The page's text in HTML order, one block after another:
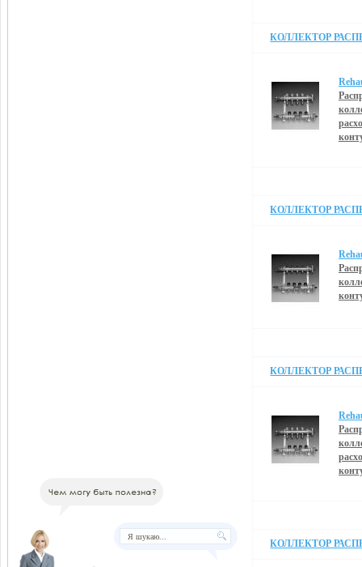
КОЛЛЕКТОР
КОЛЛЕКТОР
КОЛЛЕКТОР
КОЛЛЕКТОР